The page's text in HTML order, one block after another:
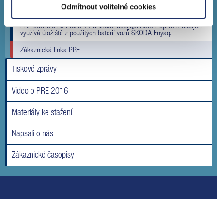
Odmítnout volitelné cookies
PRE otevřela na Praze 11 unikátní dobíjecí HUB. Poprvé k dobíjení
využívá úložiště z použitých baterií vozů ŠKODA Enyaq.
Zákaznická linka PRE
Tiskové zprávy
Video o PRE 2016
Materiály ke stažení
Napsali o nás
Zákaznické časopisy